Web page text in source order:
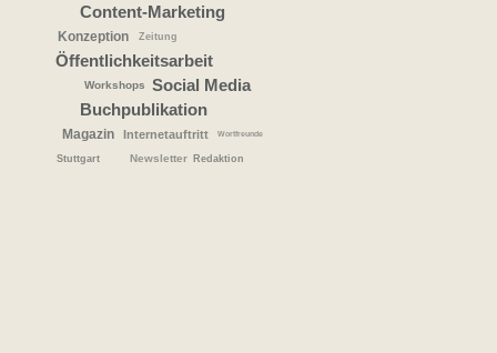
Content-Marketing
Konzeption Zeitung
Öffentlichkeitsarbeit
Workshops Social Media
Buchpublikation
Magazin Internetauftritt Wortfreunde
Stuttgart Newsletter Redaktion